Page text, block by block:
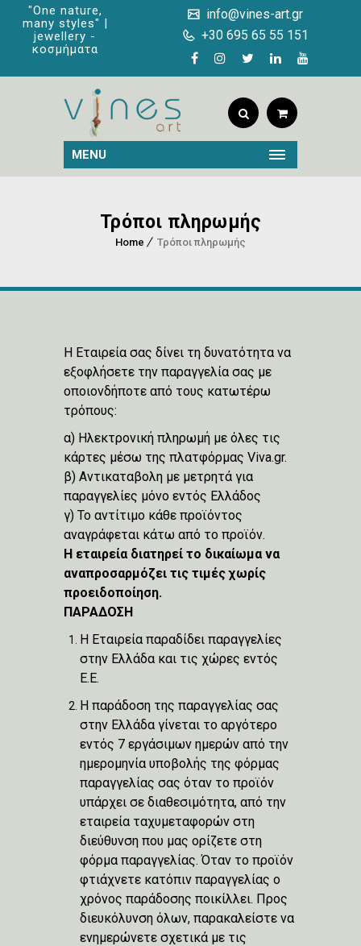
"One nature,
many styles" |
jewellery -
κοσμήματα
info@vines-art.gr
+30 695 65 55 151
MENU
Τρόποι πληρωμής
Home Τρόποι πληρωμής
Η Εταιρεία σας δίνει τη δυνατότητα να
εξοφλήσετε την παραγγελία σας με
οποιονδήποτε από τους κατωτέρω
τρόπους:
α) Ηλεκτρονική πληρωμή με όλες τις
κάρτες μέσω της πλατφόρμας Viva.gr.
β) Αντικαταβολη με μετρητά για
παραγγελίες μόνο εντός Ελλάδος
γ) Το αντίτιμο κάθε προϊόντος
αναγράφεται κάτω από το προϊόν.
Η εταιρεία διατηρεί το δικαίωμα να
αναπροσαρμόζει τις τιμές χωρίς
προειδοποίηση.
ΠΑΡΑΔΟΣΗ
Η Εταιρεία παραδίδει παραγγελίες
στην Ελλάδα και τις χώρες εντός
Ε.Ε.
Η παράδοση της παραγγελίας σας
στην Ελλάδα γίνεται το αργότερο
εντός 7 εργάσιμων ημερών από την
ημερομηνία υποβολής της φόρμας
παραγγελίας σας όταν το προϊόν
υπάρχει σε διαθεσιμότητα, από την
εταιρεία ταχυμεταφορών στη
διεύθυνση που μας ορίζετε στη
φόρμα παραγγελίας. Όταν το προϊόν
φτιάχνετε κατόπιν παραγγελίας ο
χρόνος παράδοσης ποικίλλει. Προς
διευκόλυνση όλων, παρακαλείστε να
ενημερώνετε σχετικά με τις